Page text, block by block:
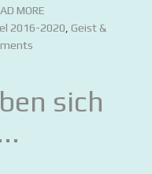
MORE
2016-2020 Geist &
sich